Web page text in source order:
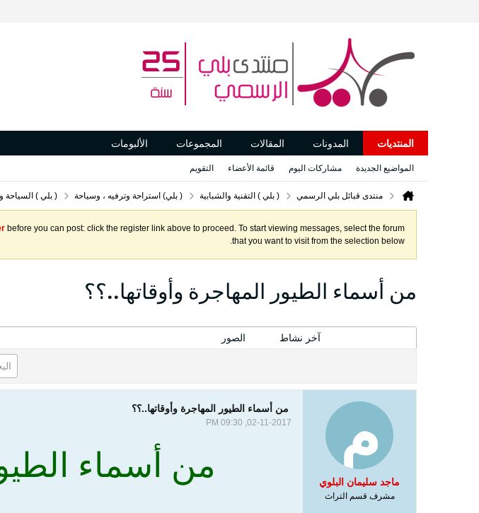
المنتديات المدونات المقالات المجموعات الألبومات
المواضيع الجديدة مشاركات اليوم قائمة الأعضاء التقويم
منتدى قبائل بلي الرسمي ( بلي ) التقنية والشبابية ( بلي) استراحة وترفيه ، وسياحة ( بلي ) السياحة
before you can post: click the register link above to proceed. To start viewing messages, select the forum
that you want to visit from the selection below.
من أسماء الطيور المهاجرة وأوقاتها..؟؟
آخر نشاط الصور
ماجد سليمان البلوي
مشرف قسم التراث
من أسماء الطيور المهاجرة وأوقاتها..؟؟
02-11-2017, 09:30 PM
من أسماء